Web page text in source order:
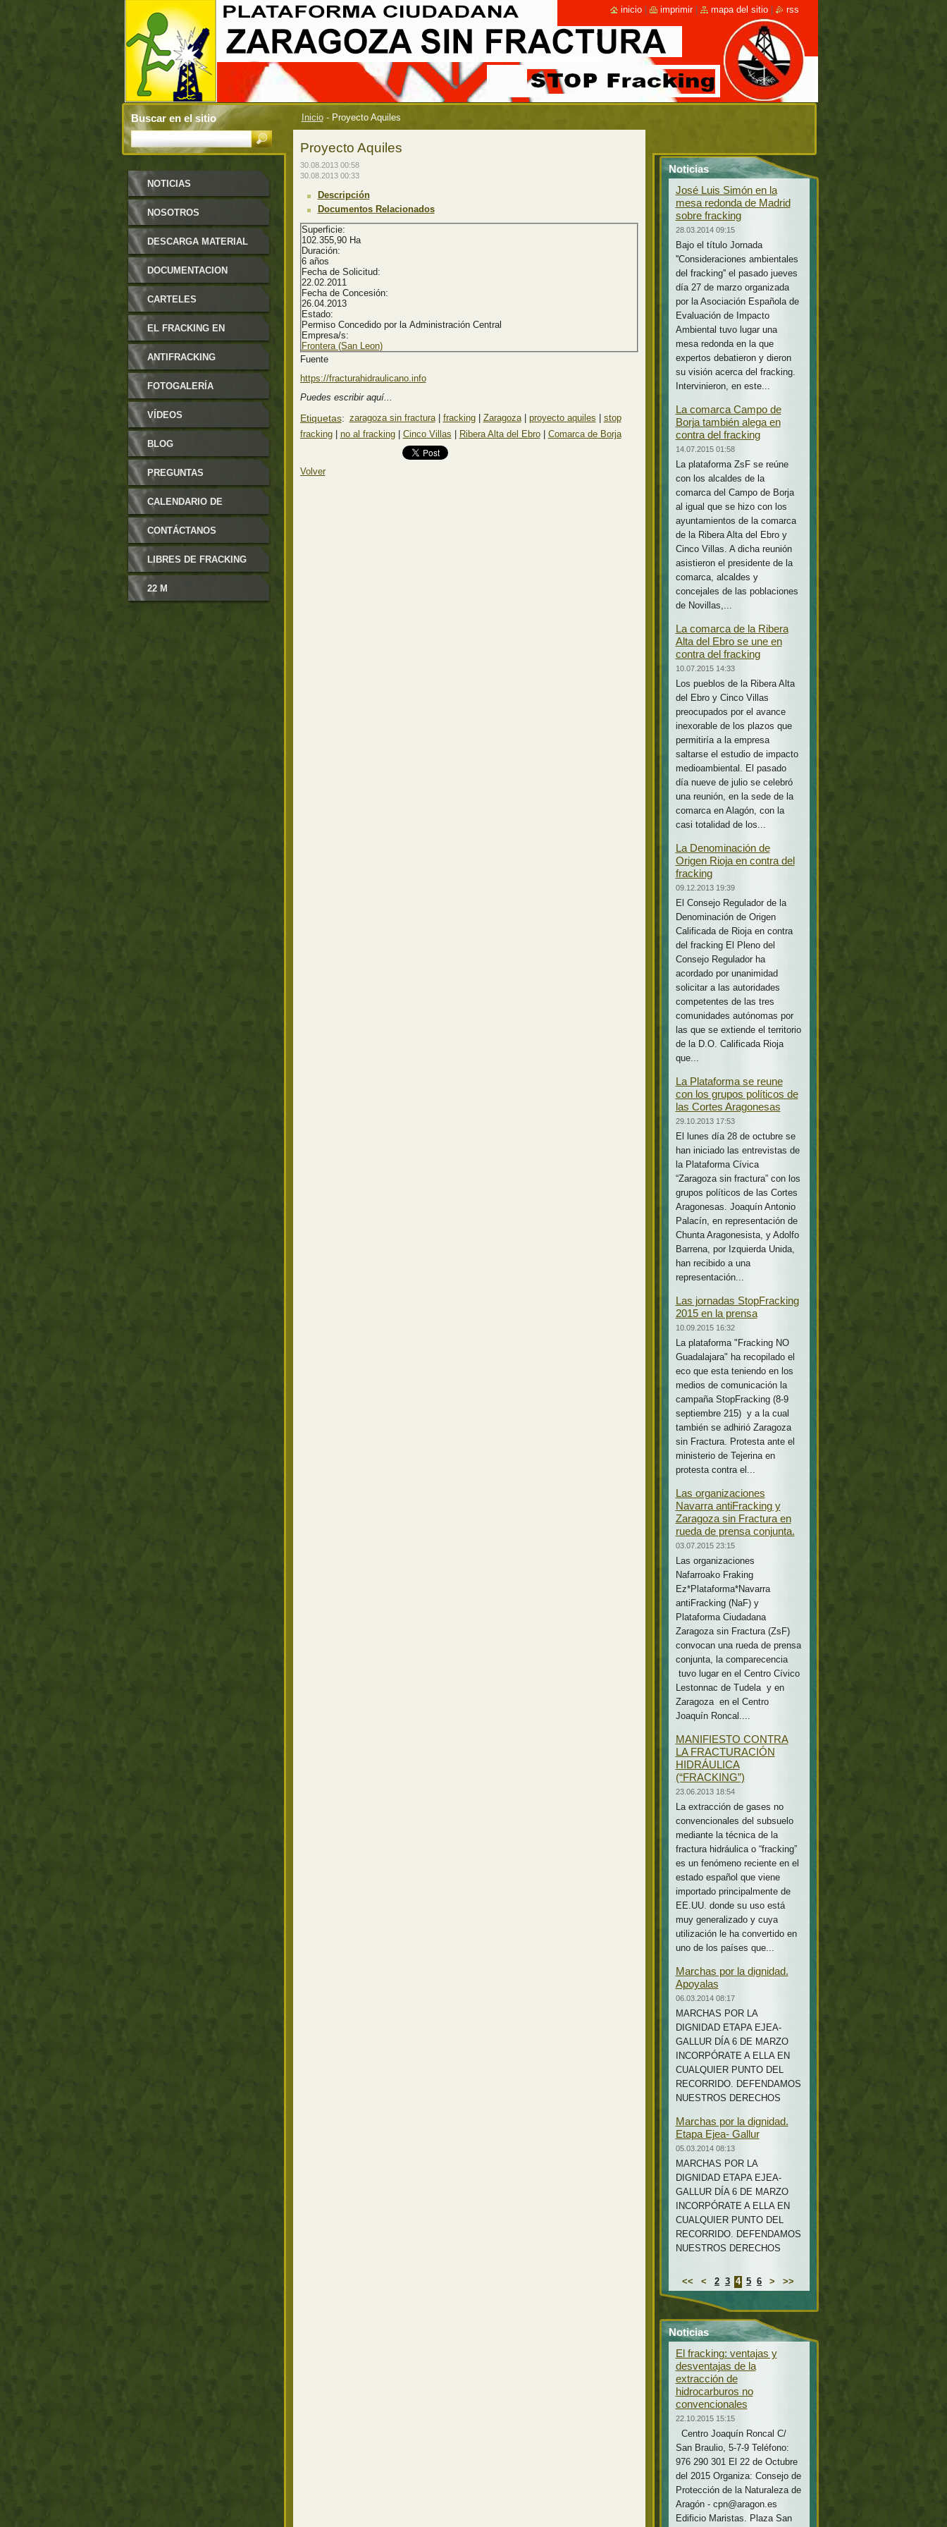
Inicio - Proyecto Aquiles
Proyecto Aquiles
30.08.2013 00:58
30.08.2013 00:33
Descripción
Documentos Relacionados
Superficie:
102.355,90 Ha
Duración:
6 años
Fecha de Solicitud:
22.02.2011
Fecha de Concesión:
26.04.2013
Estado:
Permiso Concedido por la Administración Central
Empresa/s:
Frontera (San Leon)
Fuente
https://fracturahidraulicano.info
Puedes escribir aquí...
Etiquetas: zaragoza sin fractura fracking Zaragoza proyecto aquiles
stop
fracking
no al fracking Cinco Villas Ribera Alta del Ebro Comarca de Borja
Volver
NOTICIAS
NOSOTROS
DESCARGA MATERIAL
DOCUMENTACION
CARTELES
MODIFICABLES
EL FRACKING EN
ARAGÓN
ANTIFRACKING
FOTOGALERÍA
VÍDEOS
BLOG
PREGUNTAS
FRECUENTES
CALENDARIO DE
EVENTOS
CONTÁCTANOS
LIBRES DE FRACKING
22 M
Noticias
José Luis Simón en la
mesa redonda de Madrid
sobre fracking
28.03.2014 09:15
Bajo el título Jornada
''Consideraciones ambientales
del fracking'' el pasado jueves
día 27 de marzo organizada
por la Asociación Española de
Evaluación de Impacto
Ambiental tuvo lugar una
mesa redonda en la que
expertos debatieron y dieron
su visión acerca del fracking.
Intervinieron, en este...
La comarca Campo de
Borja también alega en
contra del fracking
14.07.2015 01:58
La plataforma ZsF se reúne
con los alcaldes de la
comarca del Campo de Borja
al igual que se hizo con los
ayuntamientos de la comarca
de la Ribera Alta del Ebro y
Cinco Villas. A dicha reunión
asistieron el presidente de la
comarca, alcaldes y
concejales de las poblaciones
de Novillas,...
La comarca de la Ribera
Alta del Ebro se une en
contra del fracking
10.07.2015 14:33
Los pueblos de la Ribera Alta
del Ebro y Cinco Villas
preocupados por el avance
inexorable de los plazos que
permitiría a la empresa
saltarse el estudio de impacto
medioambiental. El pasado
día nueve de julio se celebró
una reunión, en la sede de la
comarca en Alagón, con la
casi totalidad de los...
La Denominación de
Origen Rioja en contra del
fracking
09.12.2013 19:39
El Consejo Regulador de la
Denominación de Origen
Calificada de Rioja en contra
del fracking El Pleno del
Consejo Regulador ha
acordado por unanimidad
solicitar a las autoridades
competentes de las tres
comunidades autónomas por
las que se extiende el territorio
de la D.O. Calificada Rioja
que...
La Plataforma se reune
con los grupos políticos de
las Cortes Aragonesas
29.10.2013 17:53
El lunes día 28 de octubre se
han iniciado las entrevistas de
la Plataforma Cívica
“Zaragoza sin fractura” con los
grupos políticos de las Cortes
Aragonesas. Joaquín Antonio
Palacín, en representación de
Chunta Aragonesista, y Adolfo
Barrena, por Izquierda Unida,
han recibido a una
representación...
Las jornadas StopFracking
2015 en la prensa
10.09.2015 16:32
La plataforma "Fracking NO
Guadalajara" ha recopilado el
eco que esta teniendo en los
medios de comunicación la
campaña StopFracking (8-9
septiembre 215) y a la cual
también se adhirió Zaragoza
sin Fractura. Protesta ante el
ministerio de Tejerina en
protesta contra el...
Las organizaciones
Navarra antiFracking y
Zaragoza sin Fractura en
rueda de prensa conjunta.
03.07.2015 23:15
Las organizaciones
Nafarroako Fraking
Ez*Plataforma*Navarra
antiFracking (NaF) y
Plataforma Ciudadana
Zaragoza sin Fractura (ZsF)
convocan una rueda de prensa
conjunta, la comparecencia
tuvo lugar en el Centro Cívico
Lestonnac de Tudela y en
Zaragoza en el Centro
Joaquín Roncal....
MANIFIESTO CONTRA
LA FRACTURACIÓN
HIDRÁULICA
(“FRACKING”)
23.06.2013 18:54
La extracción de gases no
convencionales del subsuelo
mediante la técnica de la
fractura hidráulica o “fracking”
es un fenómeno reciente en el
estado español que viene
importado principalmente de
EE.UU. donde su uso está
muy generalizado y cuya
utilización le ha convertido en
uno de los países que...
Marchas por la dignidad.
Apoyalas
06.03.2014 08:17
MARCHAS POR LA
DIGNIDAD ETAPA EJEA-
GALLUR DÍA 6 DE MARZO
INCORPÓRATE A ELLA EN
CUALQUIER PUNTO DEL
RECORRIDO. DEFENDAMOS
NUESTROS DERECHOS
Marchas por la dignidad.
Etapa Ejea- Gallur
05.03.2014 08:13
MARCHAS POR LA
DIGNIDAD ETAPA EJEA-
GALLUR DÍA 6 DE MARZO
INCORPÓRATE A ELLA EN
CUALQUIER PUNTO DEL
RECORRIDO. DEFENDAMOS
NUESTROS DERECHOS
<< < 2 3 4 5 6 > >>
Noticias
El fracking: ventajas y
desventajas de la
extracción de
hidrocarburos no
convencionales
22.10.2015 15:15
Centro Joaquín Roncal C/
San Braulio, 5-7-9 Teléfono:
976 290 301 El 22 de Octubre
del 2015 Organiza: Consejo de
Protección de la Naturaleza de
Aragón - cpn@aragon.es
Edificio Maristas. Plaza San
Buscar en el sitio
inicio imprimir mapa del sitio rss